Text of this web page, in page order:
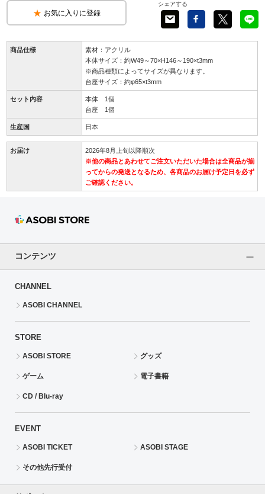
お気に入りに登録
シェアする
商品仕様
素材：アクリル
本体サイズ：約W49～70×H146～190×t3mm
※商品種類によってサイズが異なります。
台座サイズ：約φ65×t3mm
セット内容
本体 1個
台座 1個
生産国 日本
お届け
2026年8月上旬以降順次
※他の商品とあわせてご注文いただいた場合は全商品が揃
ってからの発送となるため、各商品のお届け予定日を必ず
ご確認ください。
コンテンツ
CHANNEL
ASOBI CHANNEL
STORE
ASOBI STORE グッズ
ゲーム 電子書籍
CD / Blu-ray
EVENT
ASOBI TICKET ASOBI STAGE
その他先行受付